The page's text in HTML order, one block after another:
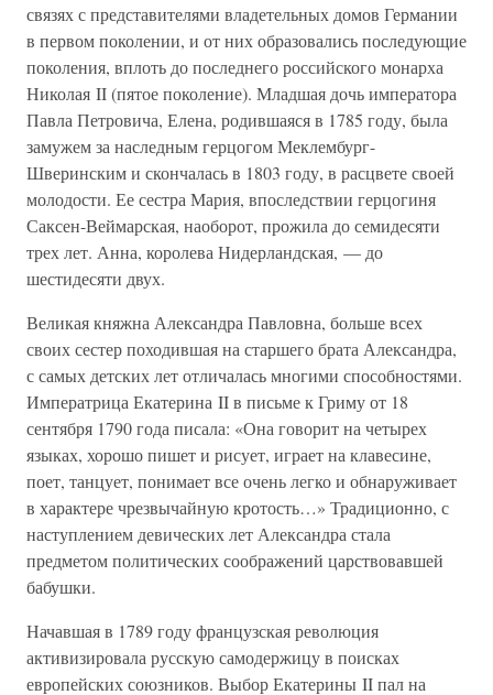
связях с представителями владетельных домов Германии
в первом поколении, и от них образовались последующие
поколения, вплоть до последнего российского монарха
Николая II (пятое поколение). Младшая дочь императора
Павла Петровича, Елена, родившаяся в 1785 году, была
замужем за наследным герцогом Меклембург-
Шверинским и скончалась в 1803 году, в расцвете своей
молодости. Ее сестра Мария, впоследствии герцогиня
Саксен-Веймарская, наоборот, прожила до семидесяти
трех лет. Анна, королева Нидерландская, — до
шестидесяти двух.
Великая княжна Александра Павловна, больше всех
своих сестер походившая на старшего брата Александра,
с самых детских лет отличалась многими способностями.
Императрица Екатерина II в письме к Гриму от 18
сентября 1790 года писала: «Она говорит на четырех
языках, хорошо пишет и рисует, играет на клавесине,
поет, танцует, понимает все очень легко и обнаруживает
в характере чрезвычайную кротость…» Традиционно, с
наступлением девических лет Александра стала
предметом политических соображений царствовавшей
бабушки.
Начавшая в 1789 году французская революция
активизировала русскую самодержицу в поисках
европейских союзников. Выбор Екатерины II пал на